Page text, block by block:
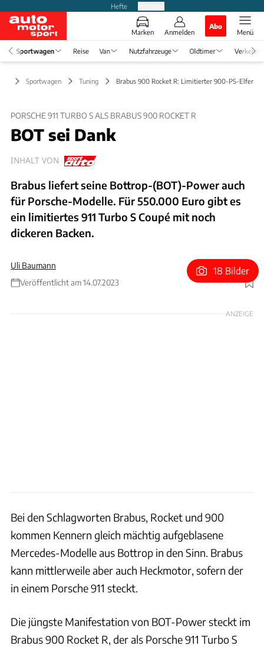
Hefte
Marken Anmelden
Abo
Menü
Sportwagen Reise Van Nutzfahrzeuge Oldtimer Verkehr
Sportwagen Tuning Brabus 900 Rocket R: Limitierter 900-PS-Elfer
PORSCHE 911 TURBO S ALS BRABUS 900 ROCKET R
BOT sei Dank
INHALT VON
Brabus liefert seine Bottrop-(BOT)-Power auch
für Porsche-Modelle. Für 550.000 Euro gibt es
ein limitiertes 911 Turbo S Coupé mit noch
dickeren Backen.
Uli Baumann
Veröffentlicht am 14.07.2023
Foto: Brabus
18 Bilder
ANZEIGE
Bei den Schlagworten Brabus, Rocket und 900
kommen Kennern gleich mächtig aufgeblasene
Mercedes-Modelle aus Bottrop in den Sinn. Brabus
kann mittlerweile aber auch Heckmotor, sofern der
in einem Porsche 911 steckt.
Die jüngste Manifestation von BOT-Power steckt im
Brabus 900 Rocket R, der als Porsche 911 Turbo S